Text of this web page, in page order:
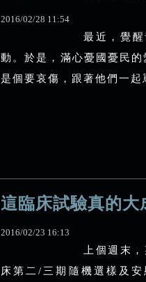
2016/02/28 11:54
最近，覺
動。於是，滿心憂國憂民
是個要哀傷，跟著他們一
這臨床試驗真的大
2016/02/23 16:13
上個週末
床第二/三期隨機選樣及